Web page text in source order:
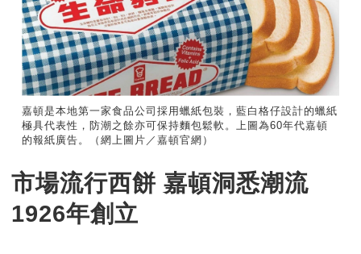
嘉頓是本地第一家食品公司採用蠟紙包裝，藍白格仔設計的蠟紙
極具代表性，防潮之餘亦可保持麵包鬆軟。上圖為60年代嘉頓
的報紙廣告。（網上圖片／嘉頓官網）
市場流行西餅 嘉頓洞悉潮流
1926年創立